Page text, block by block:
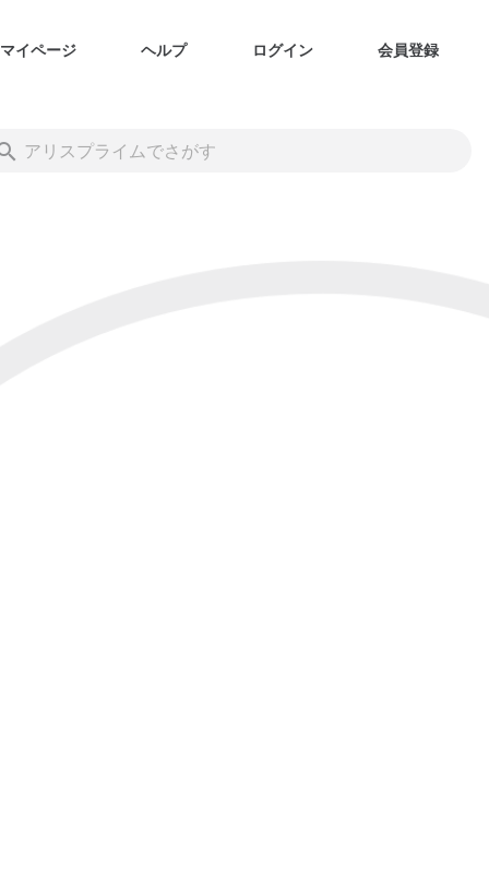
マイページ ヘルプ ログイン 会員登録